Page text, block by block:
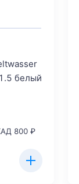
белый
800 ₽